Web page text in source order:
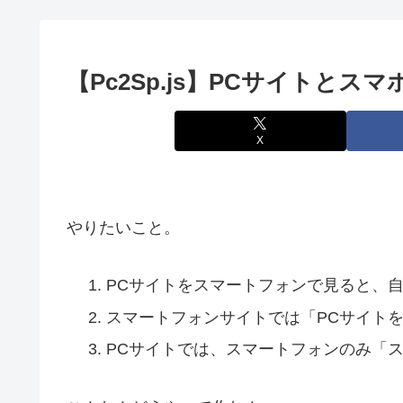
【Pc2Sp.js】PCサイトとス
X
やりたいこと。
PCサイトをスマートフォンで見ると、
スマートフォンサイトでは「PCサイト
PCサイトでは、スマートフォンのみ「